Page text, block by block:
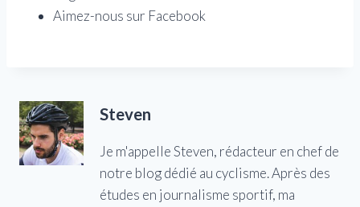
Aimez-nous sur Facebook
Steven
Je m'appelle Steven, rédacteur en chef de
notre blog dédié au cyclisme. Après des
études en journalisme sportif, ma